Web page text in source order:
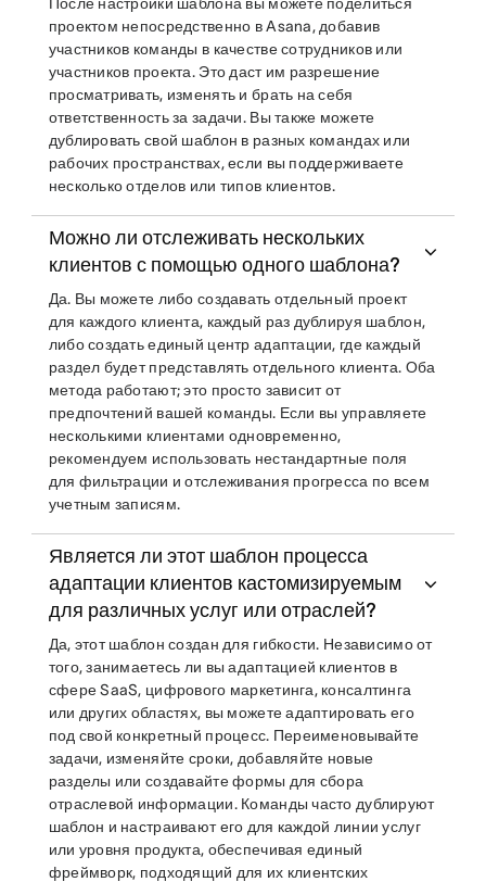
проектом непосредственно в Asana, добавив
участников команды в качестве сотрудников или
участников проекта. Это даст им разрешение
просматривать, изменять и брать на себя
ответственность за задачи. Вы также можете
дублировать свой шаблон в разных командах или
рабочих пространствах, если вы поддерживаете
несколько отделов или типов клиентов.
Можно ли отслеживать нескольких
клиентов с помощью одного шаблона?
Да. Вы можете либо создавать отдельный проект
для каждого клиента, каждый раз дублируя шаблон,
либо создать единый центр адаптации, где каждый
раздел будет представлять отдельного клиента. Оба
метода работают; это просто зависит от
предпочтений вашей команды. Если вы управляете
несколькими клиентами одновременно,
рекомендуем использовать нестандартные поля
для фильтрации и отслеживания прогресса по всем
учетным записям.
Является ли этот шаблон процесса
адаптации клиентов кастомизируемым
для различных услуг или отраслей?
Да, этот шаблон создан для гибкости. Независимо от
того, занимаетесь ли вы адаптацией клиентов в
сфере SaaS, цифрового маркетинга, консалтинга
или других областях, вы можете адаптировать его
под свой конкретный процесс. Переименовывайте
задачи, изменяйте сроки, добавляйте новые
разделы или создавайте формы для сбора
отраслевой информации. Команды часто дублируют
шаблон и настраивают его для каждой линии услуг
или уровня продукта, обеспечивая единый
фреймворк, подходящий для их клиентских